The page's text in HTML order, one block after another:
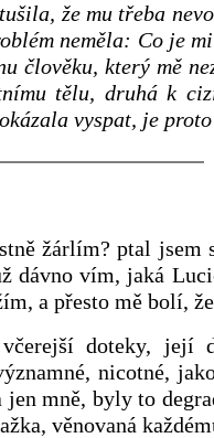
že mu třeba
neměla: Co je
člověku, který mě
tělu, druhá k
vyspat, je
žárlím? ptal jsem
dávno vím, jaká
a přesto mě bolí,
doteky, její
nicotné,
jen mně, byly to
věnovaná